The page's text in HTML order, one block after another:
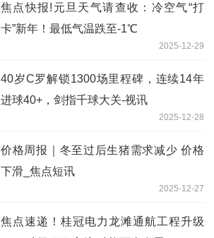
焦点快报!元旦天气请查收：冷空气“打
卡”新年！最低气温跌至-1℃
2025-12-29
40岁C罗解锁1300场里程碑，连续14年
进球40+，剑指千球大关-视讯
2025-12-28
价格周报｜冬至过后生猪需求减少 价格
下滑_焦点短讯
2025-12-27
焦点速递！桂冠电力龙滩通航工程升级